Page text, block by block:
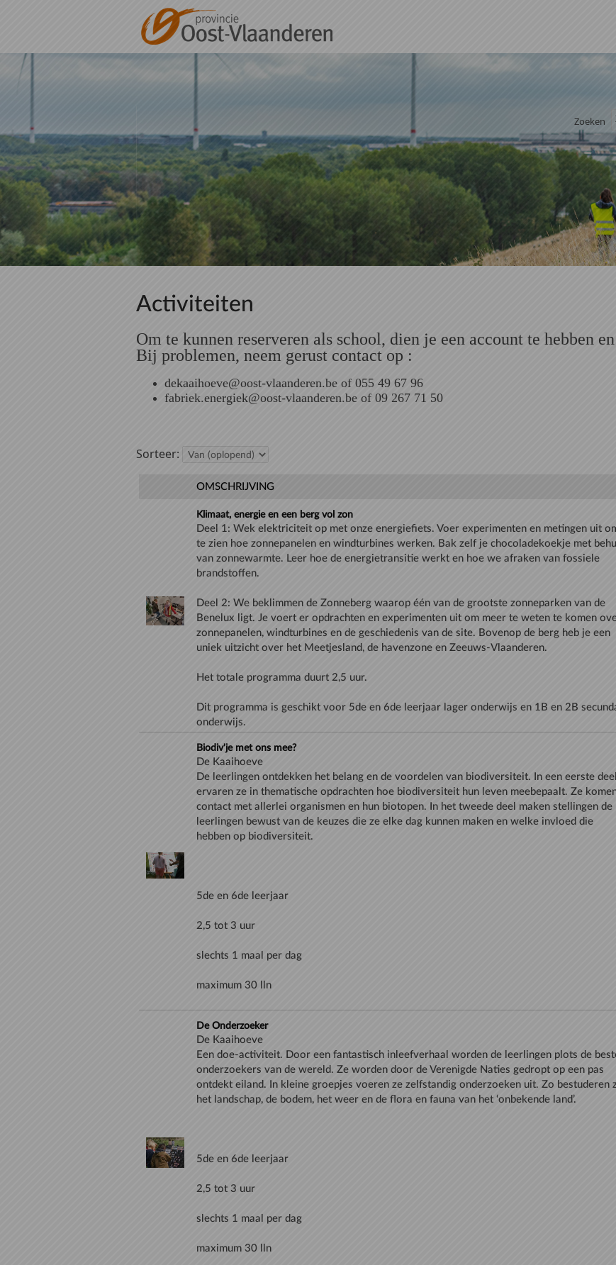
Activiteiten
Om te kunnen reserveren als school, dien je een account te hebben
Bij problemen, neem gerust contact op :
dekaaihoeve@oost-vlaanderen.be of 055 49 67 96
fabriek.energiek@oost-vlaanderen.be of 09 267 71 50
Zoeken
Sorteer:
OMSCHRIJVING
Klimaat, energie en een berg vol zon
Deel 1: Wek elektriciteit op met onze energiefiets. Voer experimenten en metingen uit
te zien hoe zonnepanelen en windturbines werken. Bak zelf je chocoladekoekje met
van zonnewarmte. Leer hoe de energietransitie werkt en hoe we afraken van fossiele
Deel 2: We beklimmen de Zonneberg waarop één van de grootste zonneparken van de
Benelux ligt. Je voert er opdrachten en experimenten uit om meer te weten te komen
zonnepanelen, windturbines en de geschiedenis van de site. Bovenop de berg heb je een
Dit programma is geschikt voor 5de en 6de leerjaar lager onderwijs en 1B en 2B
onderwijs.
Biodiv'je met ons mee?
De Kaaihoeve
De leerlingen ontdekken het belang en de voordelen van biodiversiteit. In een eerste deel
ervaren ze in thematische opdrachten hoe biodiversiteit hun leven meebepaalt. Ze
contact met allerlei organismen en hun biotopen. In het tweede deel maken stellingen de
leerlingen bewust van de keuzes die ze elke dag kunnen maken en welke invloed die
De Onderzoeker
De Kaaihoeve
Een doe-activiteit. Door een fantastisch inleefverhaal worden de leerlingen plots de
onderzoekers van de wereld. Ze worden door de Verenigde Naties gedropt op een pas
ontdekt eiland. In kleine groepjes voeren ze zelfstandig onderzoeken uit. Zo bestuderen